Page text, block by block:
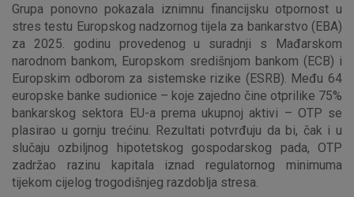
Grupa ponovno pokazala iznimnu financijsku otpornost u
stres testu Europskog nadzornog tijela za bankarstvo (EBA)
za 2025. godinu provedenog u suradnji s Mađarskom
narodnom bankom, Europskom središnjom bankom (ECB) i
Europskim odborom za sistemske rizike (ESRB). Među 64
europske banke sudionice – koje zajedno čine otprilike 75%
bankarskog sektora EU-a prema ukupnoj aktivi – OTP se
plasirao u gornju trećinu. Rezultati potvrđuju da bi, čak i u
slučaju ozbiljnog hipotetskog gospodarskog pada, OTP
zadržao razinu kapitala iznad regulatornog minimuma
tijekom cijelog trogodišnjeg razdoblja stresa.
Prihvaćam upotrebu navedenih kolačića
Nužni (tehnički) kolačići - uvijek aktivni
Ovi kolačići nužni su za funkcioniranje internetske stranice i
ne mogu se isključiti u našim sustavima. Uobičajeno se
postavljaju kao odgovor na vaše radnje koje uključuju zahtjev
za uslugama, kao što su postavke kolačića. Svoj preglednik
možete postaviti da blokira te kolačiće ili pošalje upozorenje
o njima, ali u tom slučaju neki dijelovi stranice neće raditi. Ti